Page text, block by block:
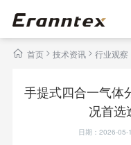
首页> 技术资讯 > 行业观察
手提式四合一气体
况首选
日期：2026-